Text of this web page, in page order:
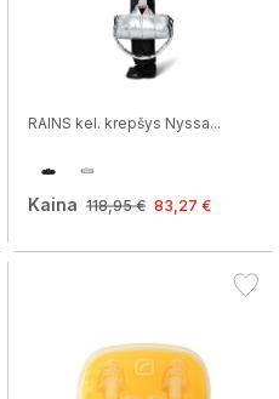
RAINS kel. krepšys Nyssa...
Kaina 118,95 € 83,27 €